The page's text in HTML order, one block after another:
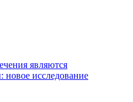
являются
исследование